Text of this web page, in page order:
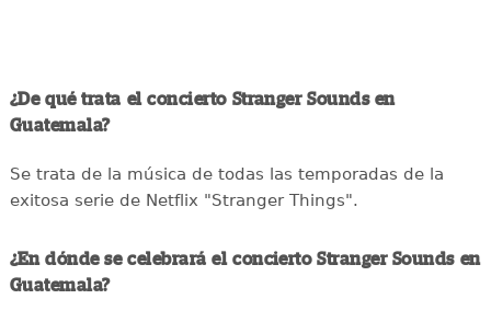
¿De qué trata el concierto Stranger Sounds en
Guatemala?
Se trata de la música de todas las temporadas de la
exitosa serie de Netflix "Stranger Things".
¿En dónde se celebrará el concierto Stranger Sounds en
Guatemala?